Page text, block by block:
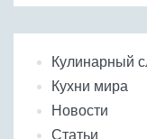
Кулинарный
Кухни мира
Новости
Статьи